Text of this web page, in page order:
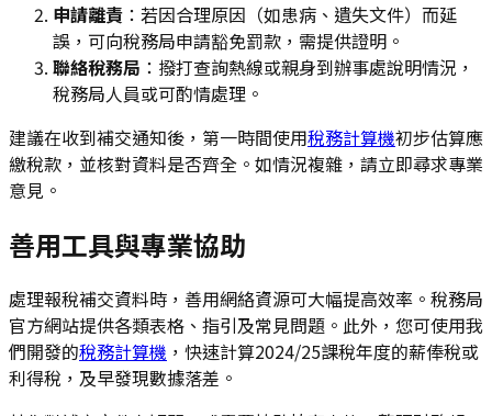
申請離責 ：若因合理原因（如患病、遺失文件）而延
誤，可向稅務局申請豁免罰款，需提供證明。
聯絡稅務局 ：撥打查詢熱線或親身到辦事處說明情況，
稅務局人員或可酌情處理。
建議在收到補交通知後，第一時間使用稅務計算機初步估算應
繳稅款，並核對資料是否齊全。如情況複雜，請立即尋求專業
意見。
善用工具與專業協助
處理報稅補交資料時，善用網絡資源可大幅提高效率。稅務局
官方網站提供各類表格、指引及常見問題。此外，您可使用我
們開發的稅務計算機 ，快速計算2024/25課稅年度的薪俸稅或
利得稅，及早發現數據落差。